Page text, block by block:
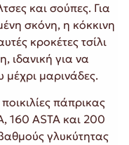
και σούπες. Για
σκόνη, η κόκκινη
κροκέτες τσίλι
ιδανική για να
μαρινάδες.
πάπρικας
160 ASTA και 200
γλυκύτητας